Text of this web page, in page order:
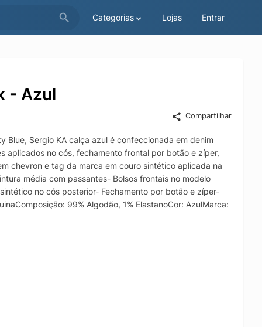
Categorias Lojas Entrar
- Azul
Compartilhar
Blue, Sergio KA calça azul é confeccionada em denim
aplicados no cós, fechamento frontal por botão e zíper,
chevron e tag da marca em couro sintético aplicada na
média com passantes- Bolsos frontais no modelo
no cós posterior- Fechamento por botão e zíper-
99% Algodão, 1% ElastanoCor: AzulMarca: